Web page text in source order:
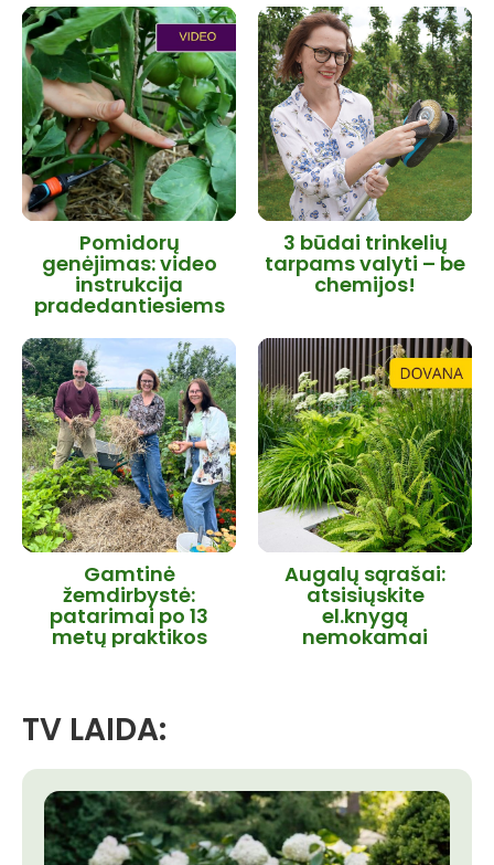
Pomidorų
genėjimas: video
instrukcija
pradedantiesiems
3 būdai trinkelių
tarpams valyti – be
chemijos!
Gamtinė
žemdirbystė:
patarimai po 13
metų praktikos
Augalų sąrašai:
atsisiųskite
el.knygą
nemokamai
TV LAIDA: